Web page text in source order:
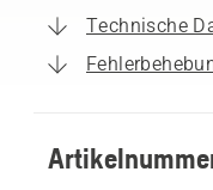
Technische